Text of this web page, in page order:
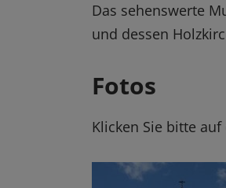
Das sehenswerte
und dessen
Fotos
Klicken Sie bitte